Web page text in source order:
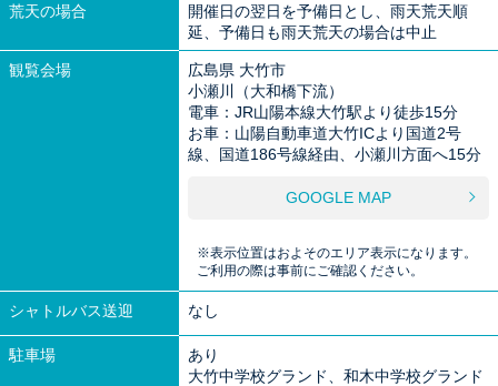
荒天の場合
開催日の翌日を予備日とし、雨天荒天順
延、予備日も雨天荒天の場合は中止
観覧会場
広島県 大竹市
小瀬川（大和橋下流）
電車：JR山陽本線大竹駅より徒歩15分
お車：山陽自動車道大竹ICより国道2号
線、国道186号線経由、小瀬川方面へ15分
GOOGLE MAP
※表示位置はおよそのエリア表示になります。
ご利用の際は事前にご確認ください。
シャトルバス送迎 なし
駐車場
あり
大竹中学校グランド、和木中学校グランド